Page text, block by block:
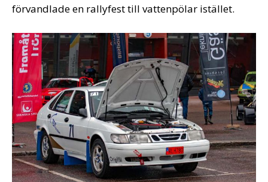
förvandlade en rallyfest till vattenpölar istället.